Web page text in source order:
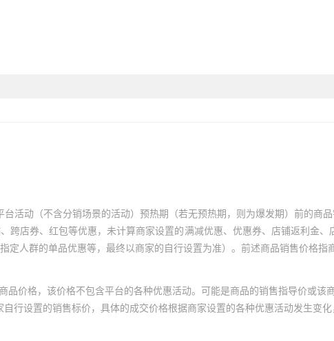
台活动（不含分销场景的活动）预热期（若无预热期，则为爆发期）前的
跨店券、红包等优惠，未计算商家设置的满减优惠、优惠券、店铺返利金
定人群的单品优惠等，最终以商家的自行设置为准）。前述商品销售价格
品价格，该价格不包含平台的各种优惠活动。可能是商品的销售指导价或该
行设置的销售标价，具体的成交价格根据商家设置的各种优惠活动发生变化